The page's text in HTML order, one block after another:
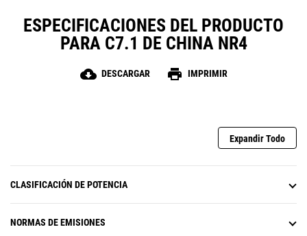
ESPECIFICACIONES DEL PRODUCTO
PARA C7.1 DE CHINA NR4
cloud_download DESCARGAR print IMPRIMIR
Expandir Todo
CLASIFICACIÓN DE POTENCIA
NORMAS DE EMISIONES